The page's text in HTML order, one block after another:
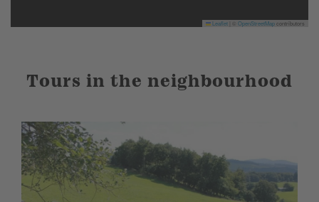
Leaflet OpenStreetMapcontributors
Tours in the neighbourhood